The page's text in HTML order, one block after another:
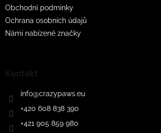
Obchodní podmínky
Ochrana osobních údajů
Námi nabízené značky
Kontakt
info@crazypaws.eu
+420 608 838 390
+421 905 859 980